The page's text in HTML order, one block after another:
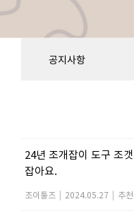
공지사항
24년 조개잡이 도구 조
잡아요.
조이툴즈 | 2024.05.27 | 추